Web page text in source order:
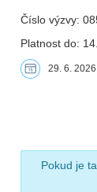
Číslo výzvy:
Platnost do:
29. 6. 2026
Pokud je